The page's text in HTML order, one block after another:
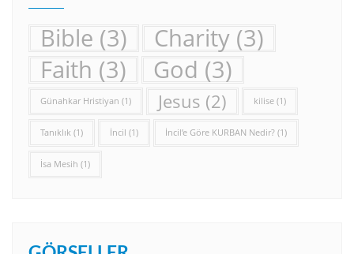
Bible (3) Charity (3)
Faith (3) God (3)
Günahkar Hristiyan (1) Jesus (2) kilise (1)
Tanıklık (1) İncil (1) İncil’e Göre KURBAN Nedir? (1)
İsa Mesih (1)